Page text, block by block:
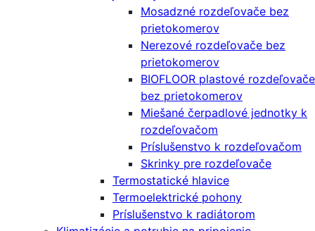
Mosadzné rozdeľovače bez
prietokomerov
Nerezové rozdeľovače bez
prietokomerov
BIOFLOOR plastové rozdeľovače
bez prietokomerov
Miešané čerpadlové jednotky k
rozdeľovačom
Príslušenstvo k rozdeľovačom
Skrinky pre rozdeľovače
Termostatické hlavice
Termoelektrické pohony
Príslušenstvo k radiátorom